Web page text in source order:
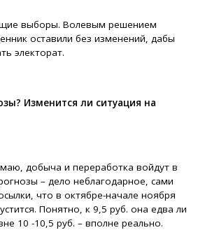
выборы. Волевым решением
оставили без изменений, дабы
электорат.
Изменится ли ситуация на
добыча и переработка войдут в
– дело неблагодарное, сами
что в октябре-начале ноября
Понятно, к 9,5 руб. она едва ли
10 -10,5 руб. – вполне реально.